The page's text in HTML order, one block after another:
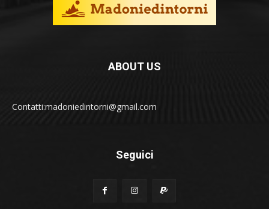
ABOUT US
Contatti:madoniedintorni@gmail.com
Seguici